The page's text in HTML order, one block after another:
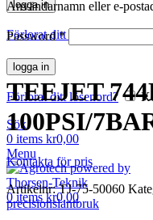
logga in
Förlorat ditt lösenord?
Användarnamn eller e-
Password*
logga in
Förlorat ditt lösenord?
Sök
0 items kr0,00
Menu
0items kr0,00
TEEJET
100PSI/
Kontakta för pris
Artikelnr:TJ-75-50060
precisionslantbruk